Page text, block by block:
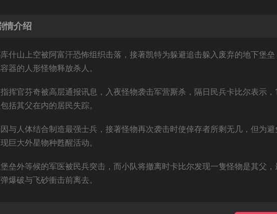
情介绍
什山上空被阿富汗恐怖组织击落，接著凯特为躲避追击躲入废弃的地下堡垒
器的人形怪物释放杀人。
挥官芬奇被高层通报讯息，入夜怪物袭击军营厮杀，隔日民兵卡比尔表示，
括其父在内的居民失踪。
与人体结合制造最强士兵，接著怪物再次袭击时使倖存者所剩无几，但为避
巨大外星物种甦醒活动。
垒外等候的军医被民兵突击，而小队将撤离时卡比尔发现一隻怪物是其父，
爆破与飞砂衝击前离去。